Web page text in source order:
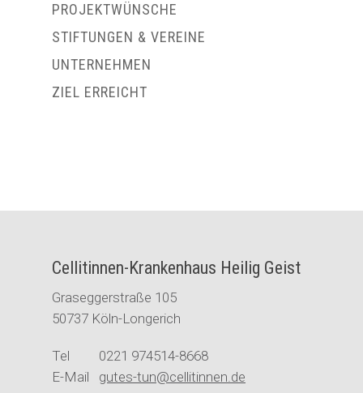
PROJEKTWÜNSCHE
STIFTUNGEN & VEREINE
UNTERNEHMEN
ZIEL ERREICHT
Cellitinnen-Krankenhaus Heilig Geist
Graseggerstraße 105
50737 Köln-Longerich
Tel 0221 974514-8668
E-Mail gutes-tun@cellitinnen.de